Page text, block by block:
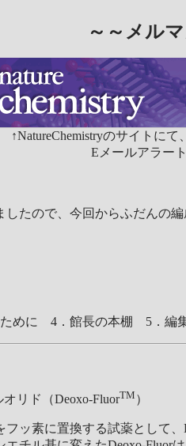
～～メル
↑NatureChemistryのサイトに
Eメールアラー
たので、今回からふだんの
めに 4．館長の本棚 5．編
リド（Deoxo-FluorTM ）
ッ素に置換する試薬として